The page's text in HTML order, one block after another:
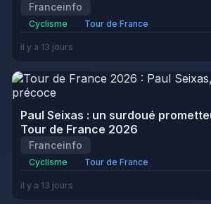
Franceinfo
Cyclisme Tour de France
il y a 13 jours
Paul Seixas : un surdoué
Tour de France 2026
Franceinfo
Cyclisme Tour de France
il y a 13 jours